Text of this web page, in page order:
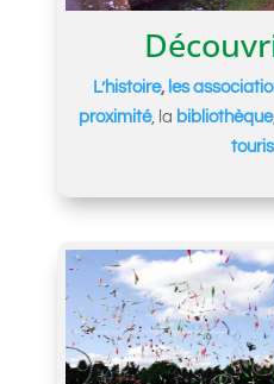
L’histoire, les
proximité, la bibliothèque